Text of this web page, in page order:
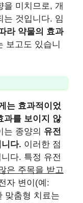
을 미치므로, 개
는 것입니다. 임
라 약물의 효과
보고도 있습니
는 효과적이었
과를 보이지 않
는 종양의 유전
다. 이러한 점
다. 특정 유전
은 주목을 받고
자 변이(예:
맞춤형 치료는